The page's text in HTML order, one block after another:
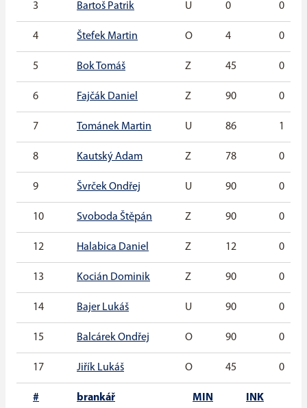
3 Bartoš Patrik U 0 0
4 Štefek Martin O 4 0
5 Bok Tomáš Z 45 0
6 Fajčák Daniel Z 90 0
7 Tománek Martin U 86 1
8 Kautský Adam Z 78 0
9 Švrček Ondřej U 90 0
10 Svoboda Štěpán Z 90 0
12 Halabica Daniel Z 12 0
13 Kocián Dominik Z 90 0
14 Bajer Lukáš U 90 0
15 Balcárek Ondřej O 90 0
17 Jiřík Lukáš O 45 0
# brankář MIN INK